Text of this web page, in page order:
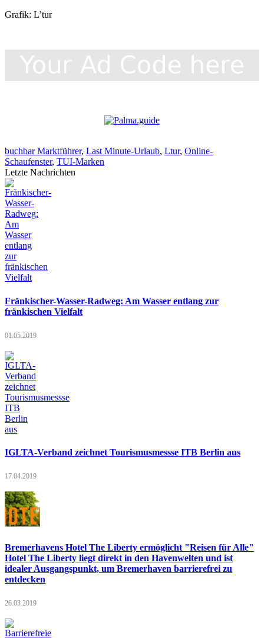
Grafik: L’tur
buchbar Marktführer, Last Minute-Urlaub, Ltur, Online-
Schaufenster, TUI-Marken
Letzte Nachrichten
Fränkischer-Wasser-Radweg: Am Wasser entlang zur
fränkischen Vielfalt
01.05.2019
IGLTA-Verband zeichnet Tourismusmessse ITB Berlin aus
17.04.2019
Bremerhavens Hotel The Liberty ermöglicht "Reisen für Alle"
Hotel The Liberty liegt direkt in den Havenwelten und ist
idealer Ausgangspunkt, um Bremerhaven barrierefrei zu
entdecken
26.03.2019